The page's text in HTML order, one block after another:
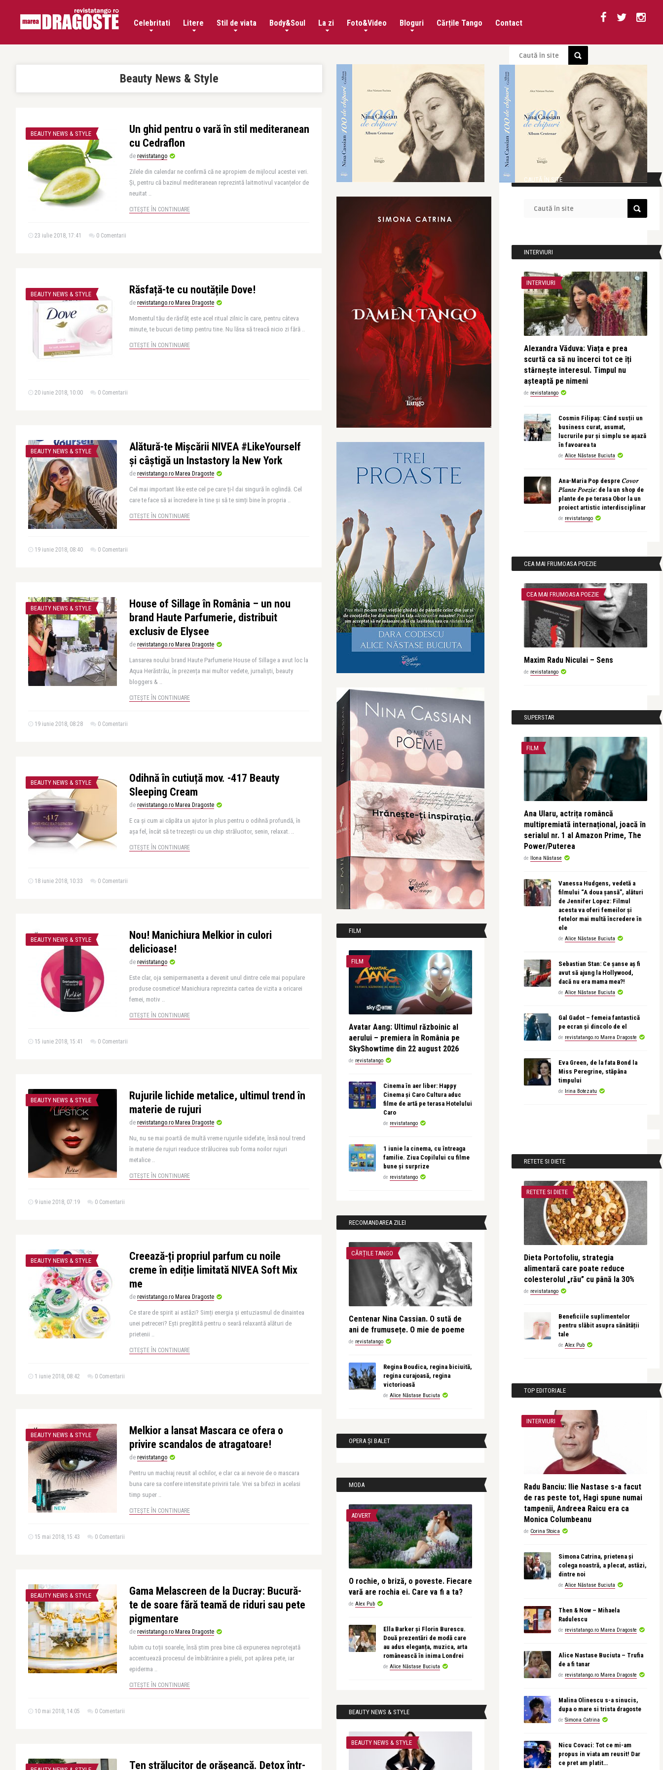
Celebritati Litere Stil de viata Body&Soul La zi Foto&Video Bloguri Cărțile Tango Contact
Beauty News & Style
BEAUTY NEWS & STYLE
Un ghid pentru o vară în stil mediteranean
cu Cedraflon
de revistatango
Zilele din calendar ne confirmă că ne apropiem de mijlocul acestei veri.
Și, pentru că bazinul mediteranean reprezintă laitmotivul vacanțelor de
neuitat ..
CITEȘTE ÎN CONTINUARE
23 iulie 2018, 17:41 0 Comentarii
BEAUTY NEWS & STYLE Răsfață-te cu noutățile Dove!
de revistatango.ro Marea Dragoste
Momentul tău de răsfăț este acel ritual zilnic în care, pentru câteva
minute, te bucuri de timp pentru tine. Nu lăsa să treacă nicio zi fără ..
CITEȘTE ÎN CONTINUARE
20 iunie 2018, 10:00 0 Comentarii
BEAUTY NEWS & STYLE
Alătură-te Mișcării NIVEA #LikeYourself
și câștigă un Instastory la New York
de revistatango.ro Marea Dragoste
Cel mai important like este cel pe care ți-l dai singură în oglindă. Cel
care te face să ai încredere în tine și să te simți bine în propria ..
CITEȘTE ÎN CONTINUARE
19 iunie 2018, 08:40 0 Comentarii
BEAUTY NEWS & STYLE
House of Sillage în România – un nou
brand Haute Parfumerie, distribuit
exclusiv de Elysee
de revistatango.ro Marea Dragoste
Lansarea noului brand Haute Parfumerie House of Sillage a avut loc la
Aqua Herăstrău, în prezența mai multor vedete, jurnaliști, beauty
bloggers & ..
CITEȘTE ÎN CONTINUARE
19 iunie 2018, 08:28 0 Comentarii
BEAUTY NEWS & STYLE
Odihnă în cutiuță mov. -417 Beauty
Sleeping Cream
de revistatango.ro Marea Dragoste
E ca și cum ai căpăta un ajutor în plus pentru o odihnă profundă, în
așa fel, încât să te trezești cu un chip strălucitor, senin, relaxat. ..
CITEȘTE ÎN CONTINUARE
18 iunie 2018, 10:33 0 Comentarii
BEAUTY NEWS & STYLE
Nou! Manichiura Melkior in culori
delicioase!
de revistatango
Este clar, oja semipermanenta a devenit unul dintre cele mai populare
produse cosmetice! Manichiura reprezinta cartea de vizita a oricarei
femei, motiv ..
CITEȘTE ÎN CONTINUARE
15 iunie 2018, 15:41 0 Comentarii
BEAUTY NEWS & STYLE
Rujurile lichide metalice, ultimul trend în
materie de rujuri
de revistatango.ro Marea Dragoste
Nu, nu se mai poartă de multă vreme rujurile sidefate, însă noul trend
în materie de rujuri readuce strălucirea sub forma noilor rujuri
metalice ..
CITEȘTE ÎN CONTINUARE
9 iunie 2018, 07:19 0 Comentarii
BEAUTY NEWS & STYLE
Creează-ți propriul parfum cu noile
creme în ediție limitată NIVEA Soft Mix
me
de revistatango.ro Marea Dragoste
Ce stare de spirit ai astăzi? Simți energia și entuziasmul de dinaintea
unei petreceri? Ești pregătită pentru o seară relaxantă alături de
prietenii ..
CITEȘTE ÎN CONTINUARE
1 iunie 2018, 08:42 0 Comentarii
BEAUTY NEWS & STYLE
Melkior a lansat Mascara ce ofera o
privire scandalos de atragatoare!
de revistatango
Pentru un machiaj reusit al ochilor, e clar ca ai nevoie de o mascara
buna care sa confere intensitate privirii tale. Vrei sa bifezi in acelasi
timp super ..
CITEȘTE ÎN CONTINUARE
15 mai 2018, 15:43 0 Comentarii
BEAUTY NEWS & STYLE
Gama Melascreen de la Ducray: Bucură-
te de soare fără teamă de riduri sau pete
pigmentare
de revistatango.ro Marea Dragoste
Iubim cu toții soarele, însă știm prea bine că expunerea neprotejată
accentuează procesul de îmbătrânire a pielii, pot apărea pete, iar
epiderma ..
CITEȘTE ÎN CONTINUARE
10 mai 2018, 14:05 0 Comentarii
Ten strălucitor de orășeancă. Detox într-
FILM
FILM
Avatar Aang: Ultimul războinic al
aerului – premiera în România pe
SkyShowtime din 22 august 2026
de revistatango
Cinema în aer liber: Happy
Cinema și Caro Cultura aduc
filme de artă pe terasa Hotelului
Caro
de revistatango
1 iunie la cinema, cu întreaga
familie. Ziua Copilului cu filme
bune și surprize
de revistatango
RECOMANDAREA ZILEI
CĂRȚILE TANGO
Centenar Nina Cassian. O sută de
ani de frumusețe. O mie de poeme
de revistatango
Regina Boudica, regina biciuită,
regina curajoasă, regina
victorioasă
de Alice Năstase Buciuta
OPERA ȘI BALET
MODA
ADVERT
O rochie, o briză, o poveste. Fiecare
vară are rochia ei. Care va fi a ta?
de Alex Pub
Ella Barker și Florin Burescu.
Două prezentări de modă care
au adus eleganța, muzica, arta
românească în inima Londrei
de Alice Năstase Buciuta
BEAUTY NEWS & STYLE
BEAUTY NEWS & STYLE
CAUTĂ ÎN SITE
INTERVIURI
INTERVIURI
Alexandra Văduva: Viața e prea
scurtă ca să nu încerci tot ce îți
stârnește interesul. Timpul nu
așteaptă pe nimeni
de revistatango
Cosmin Filipaș: Când susții un
business curat, asumat,
lucrurile pur și simplu se așază
în favoarea ta
de Alice Năstase Buciuta
Ana-Maria Pop despre 𝐶𝑜𝑣𝑜𝑟
𝑃𝑙𝑎𝑛𝑡𝑒 𝑃𝑜𝑒𝑧𝑖𝑒: de la un shop de
plante de pe terasa Obor la un
proiect artistic interdisciplinar
de revistatango
CEA MAI FRUMOASA POEZIE
CEA MAI FRUMOASA POEZIE
Maxim Radu Niculai – Sens
de revistatango
SUPERSTAR
FILM
Ana Ularu, actrița româncă
multipremiată internațional, joacă în
serialul nr. 1 al Amazon Prime, The
Power/Puterea
de Ilona Năstase
Vanessa Hudgens, vedetă a
filmului “A doua șansă”, alături
de Jennifer Lopez: Filmul
acesta va oferi femeilor și
fetelor mai multă încredere în
ele
de Alice Năstase Buciuta
Sebastian Stan: Ce șanse aș fi
avut să ajung la Hollywood,
dacă nu era mama mea?!
de Alice Năstase Buciuta
Gal Gadot – femeia fantastică
pe ecran și dincolo de el
de revistatango.ro Marea Dragoste
Eva Green, de la fata Bond la
Miss Peregrine, stăpâna
timpului
de Irina Botezatu
RETETE SI DIETE
RETETE SI DIETE
Dieta Portofoliu, strategia
alimentară care poate reduce
colesterolul „rău” cu până la 30%
de revistatango
Beneficiile suplimentelor
pentru slăbit asupra sănătății
tale
de Alex Pub
TOP EDITORIALE
INTERVIURI
Radu Banciu: Ilie Nastase s-a facut
de ras peste tot, Hagi spune numai
tampenii, Andreea Raicu era ca
Monica Columbeanu
de Corina Stoica
Simona Catrina, prietena și
colega noastră, a plecat, astăzi,
dintre noi
de Alice Năstase Buciuta
Then & Now – Mihaela
Radulescu
de revistatango.ro Marea Dragoste
Alice Nastase Buciuta – Trufia
de a fi tanar
de revistatango.ro Marea Dragoste
Malina Olinescu s-a sinucis,
dupa o mare si trista dragoste
de Simona Catrina
Nicu Covaci: Tot ce mi-am
propus in viata am reusit! Dar
ce pret am platit…